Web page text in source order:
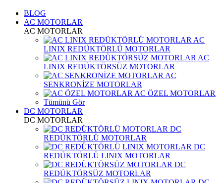
BLOG
AC MOTORLAR
AC MOTORLAR
AC
LINIX REDÜKTÖRLÜ MOTORLAR
AC
LINIX REDÜKTÖRSÜZ MOTORLAR
AC
SENKRONİZE MOTORLAR
AC ÖZEL MOTORLAR
Tümünü Gör
DC MOTORLAR
DC MOTORLAR
DC
REDÜKTÖRLÜ MOTORLAR
DC
REDÜKTÖRLÜ LINIX MOTORLAR
DC
REDÜKTÖRSÜZ MOTORLAR